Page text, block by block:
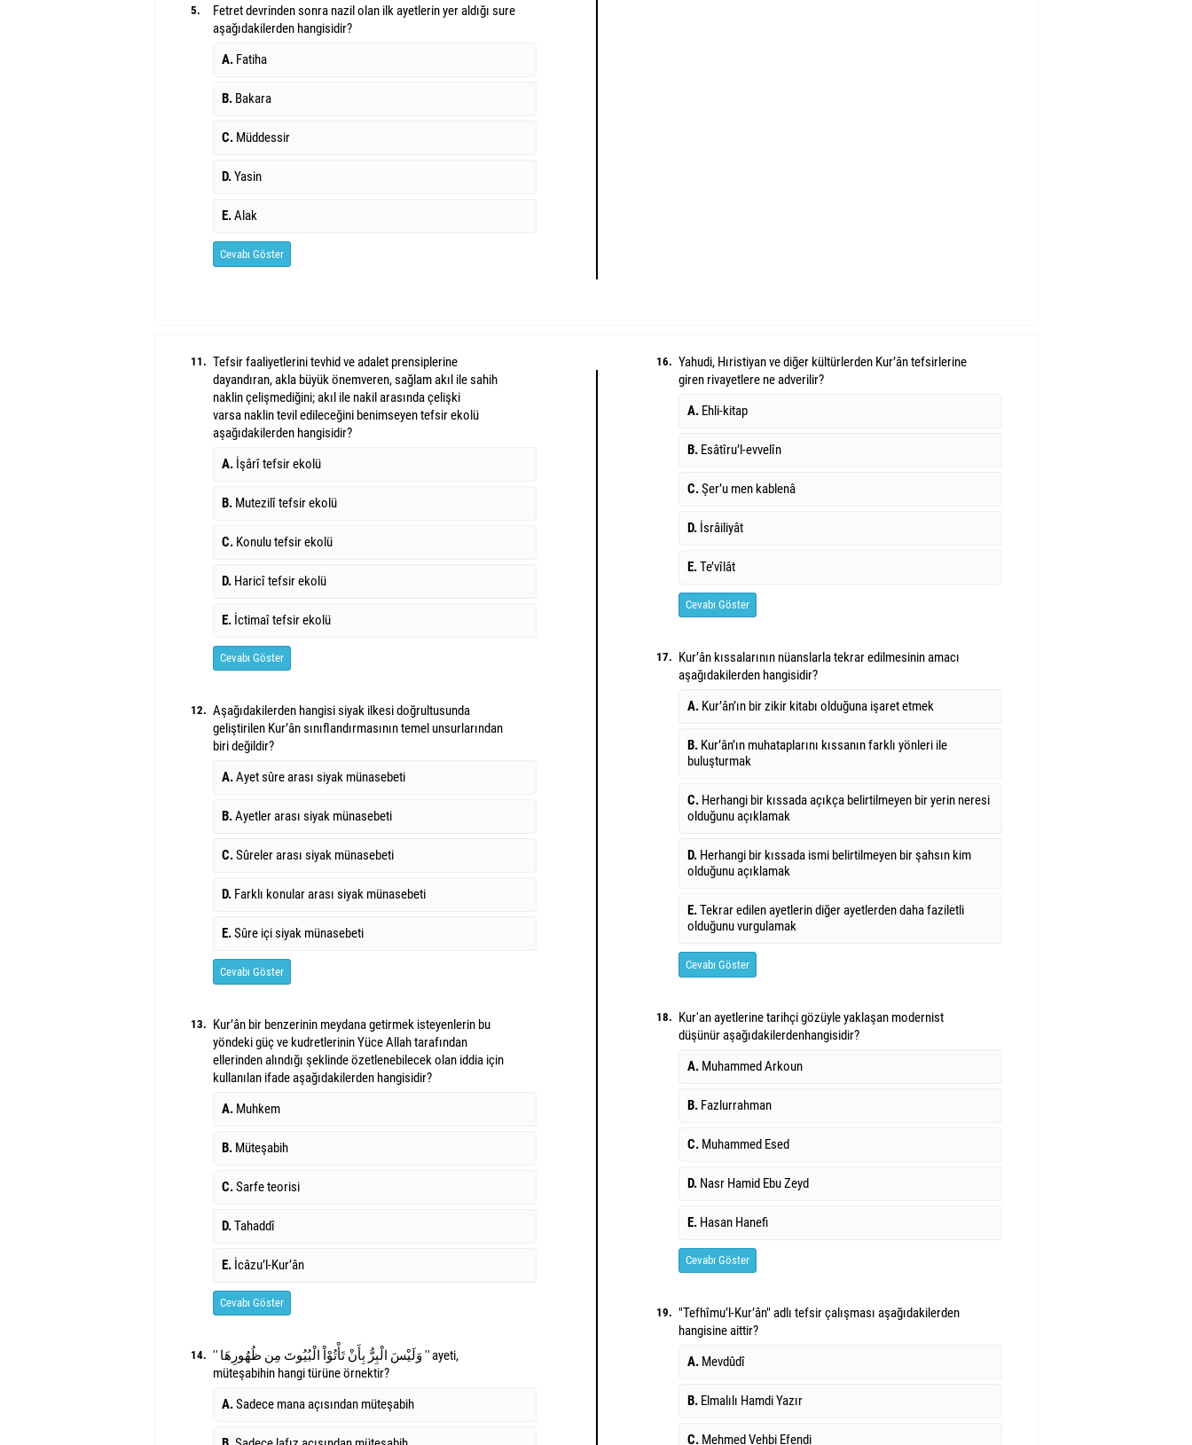
5.
Fetret devrinden sonra nazil olan ilk ayetlerin yer aldığı sure
aşağıdakilerden hangisidir?
A. Fatiha
B. Bakara
C. Müddessir
D.Yasin
E.Alak
Cevabı Göster
11. Tefsir faaliyetlerini tevhid ve adalet prensiplerine
dayandıran, akla büyük önemveren, sağlam akıl ile sahih
naklin çelişmediğini; akıl ile nakil arasında çelişki
varsa naklin tevil edileceğini benimseyen tefsir ekolü
aşağıdakilerden hangisidir?
A. İşârî tefsir ekolü
B. Mutezilî tefsir ekolü
C. Konulu tefsir ekolü
D. Haricî tefsir ekolü
E. İctimaî tefsir ekolü
Cevabı Göster
12. Aşağıdakilerden hangisi siyak ilkesi doğrultusunda
geliştirilen Kur’ân sınıflandırmasının temel unsurlarından
biri değildir?
A.Ayet sûre arası siyak münasebeti
B.Ayetler arası siyak münasebeti
C.Sûreler arası siyak münasebeti
D. Farklı konular arası siyak münasebeti
E.Sûre içi siyak münasebeti
Cevabı Göster
13. Kur’ân bir benzerinin meydana getirmek isteyenlerin bu
yöndeki güç ve kudretlerinin Yüce Allah tarafından
ellerinden alındığı şeklinde özetlenebilecek olan iddia için
kullanılan ifade aşağıdakilerden hangisidir?
A. Muhkem
B. Müteşabih
C.Sarfe teorisi
D.Tahaddî
E. İcâzu’l-Kur’ân
Cevabı Göster
14. '' وَلَيْسَ الْبِرُّ بِأَنْ تَأْتُوْاْ الْبُيُوتَ مِن ظُهُورِهَا '' ayeti,
müteşabihin hangi türüne örnektir?
A.Sadece mana açısından müteşabih
16. Yahudi, Hıristiyan ve diğer kültürlerden Kur’ân tefsirlerine
giren rivayetlere ne adverilir?
A. Ehli-kitap
B. Esâtîru’l-evvelîn
C.Şer’u men kablenâ
D. İsrâiliyât
E.Te’vîlât
Cevabı Göster
17. Kur’ân kıssalarının nüanslarla tekrar edilmesinin amacı
aşağıdakilerden hangisidir?
A. Kur’ân’ın bir zikir kitabı olduğuna işaret etmek
B. Kur’ân’ın muhataplarını kıssanın farklı yönleri ile
buluşturmak
C. Herhangi bir kıssada açıkça belirtilmeyen bir yerin neresi
olduğunu açıklamak
D. Herhangi bir kıssada ismi belirtilmeyen bir şahsın kim
olduğunu açıklamak
E.Tekrar edilen ayetlerin diğer ayetlerden daha faziletli
olduğunu vurgulamak
Cevabı Göster
18. Kur'an ayetlerine tarihçi gözüyle yaklaşan modernist
düşünür aşağıdakilerdenhangisidir?
A. Muhammed Arkoun
B. Fazlurrahman
C. Muhammed Esed
D. Nasr Hamid Ebu Zeyd
E. Hasan Hanefi
Cevabı Göster
19. "Tefhîmu’l-Kur’ân" adlı tefsir çalışması aşağıdakilerden
hangisine aittir?
A. Mevdûdî
B. Elmalılı Hamdi Yazır
C. Mehmed Vehbi Efendi